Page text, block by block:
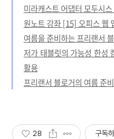
미라캐스트 어댑터 모두
원노트 강좌 [15] 오피스 웹
여름을 준비하는 프리랜서
저가 태블릿의 가능성 한
활용
프리랜서 블로거의 여름 준비
28 구독